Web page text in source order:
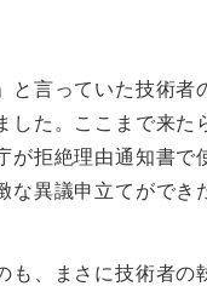
言っていた技術者
した。ここまで来た
が拒絶理由通知書で
異議申立てができ
、まさに技術者の